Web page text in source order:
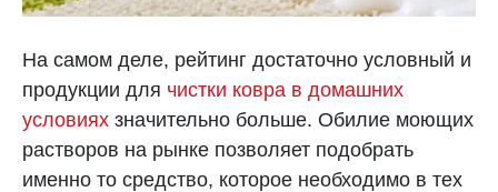
На самом деле, рейтинг достаточно условный и
продукции для чистки ковра в домашних
условиях значительно больше. Обилие моющих
растворов на рынке позволяет подобрать
именно то средство, которое необходимо в тех